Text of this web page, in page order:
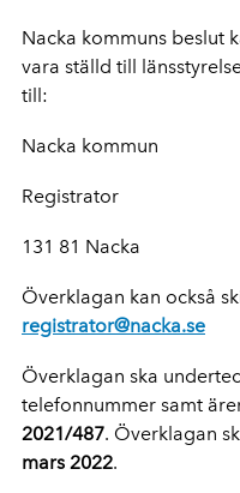
Nacka kommuns beslut
vara ställd till
till:
Nacka kommun
Registrator
131 81 Nacka
Överklagan kan också
registrator@nacka.se
Överklagan ska
telefonnummer samt
2021/487. Överklagan
mars 2022.